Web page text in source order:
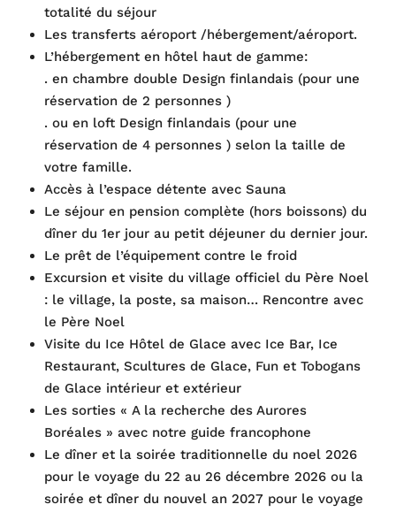
totalité du séjour
Les transferts aéroport /hébergement/aéroport.
L’hébergement en hôtel haut de gamme:
. en chambre double Design finlandais (pour une
réservation de 2 personnes )
. ou en loft Design finlandais (pour une
réservation de 4 personnes ) selon la taille de
votre famille.
Accès à l’espace détente avec Sauna
Le séjour en pension complète (hors boissons) du
dîner du 1er jour au petit déjeuner du dernier jour.
Le prêt de l’équipement contre le froid
Excursion et visite du village officiel du Père Noel
: le village, la poste, sa maison… Rencontre avec
le Père Noel
Visite du Ice Hôtel de Glace avec Ice Bar, Ice
Restaurant, Scultures de Glace, Fun et Tobogans
de Glace intérieur et extérieur
Les sorties « A la recherche des Aurores
Boréales » avec notre guide francophone
Le dîner et la soirée traditionnelle du noel 2026
pour le voyage du 22 au 26 décembre 2026 ou la
soirée et dîner du nouvel an 2027 pour le voyage